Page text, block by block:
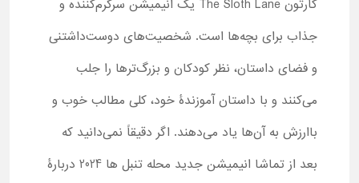
کارتون The Sloth Lane یک انیمیشن سرگرم‌کننده و
جذاب برای بچه‌ها است. شخصیت‌های دوست‌داشتنی
و فضای داستان، نظر کودکان و بزرگ‌ترها را جلب
می‌کنند و با داستان‌ آموزندۀ خود، کلی مطالب خوب و
باارزش به آن‌ها یاد می‌دهند. اگر دقیقاً نمی‌دانید که
بعد از تماشا انیمیشن جدید محله تنبل ها 2024 دربارۀ